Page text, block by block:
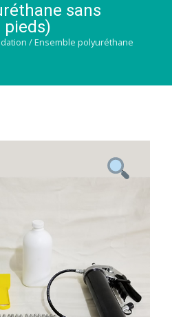
sans
pieds)
/ Ensemble polyuréthane